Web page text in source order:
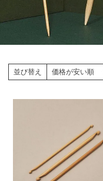
並び替え 価格が安い順